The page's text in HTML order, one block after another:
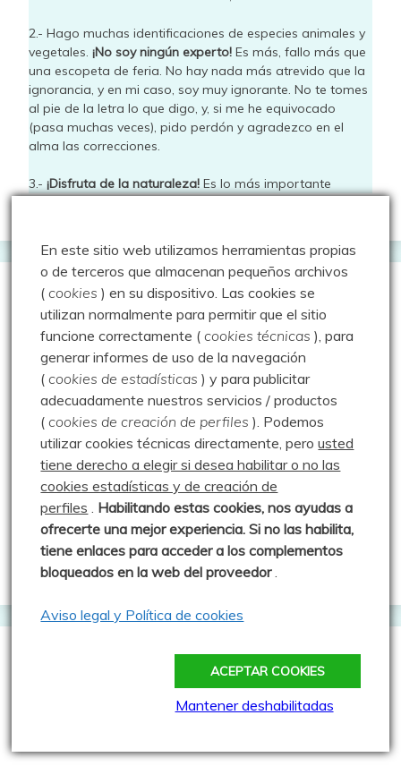
2.- Hago muchas identificaciones de especies animales y
vegetales. ¡No soy ningún experto! Es más, fallo más que
una escopeta de feria. No hay nada más atrevido que la
ignorancia, y en mi caso, soy muy ignorante. No te tomes
al pie de la letra lo que digo, y, si me he equivocado
(pasa muchas veces), pido perdón y agradezco en el
alma las correcciones.
3.- ¡Disfruta de la naturaleza! Es lo más importante
agosto 2026
L
M X J V S
D
1
3
4 5 6 7 8
10
11 12 13 14 15
17
18 19 20 21 22
23
24
25 26 27 28
31
« Jul
fecha
En este sitio web utilizamos herramientas propias
o de terceros que almacenan pequeños archivos
(cookies ) en su dispositivo. Las cookies se
utilizan normalmente para permitir que el sitio
funcione correctamente (cookies técnicas ), para
generar informes de uso de la navegación
(cookies de estadísticas ) y para publicitar
adecuadamente nuestros servicios / productos
(cookies de creación de perfiles ). Podemos
utilizar cookies técnicas directamente, perousted
tiene derecho a elegir si desea habilitar o no las
cookies estadísticas y de creación de
perfiles . Habilitando estas cookies, nos ayudas a
ofrecerte una mejor experiencia. Si no las habilita,
tiene enlaces para acceder a los complementos
bloqueados en la web del proveedor.
Aviso legal y Política de cookies
ACEPTAR COOKIES
Mantener deshabilitadas